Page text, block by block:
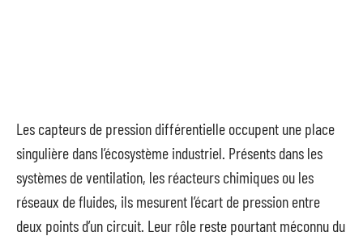
Les capteurs de pression différentielle occupent une place
singulière dans l’écosystème industriel. Présents dans les
systèmes de ventilation, les réacteurs chimiques ou les
réseaux de fluides, ils mesurent l’écart de pression entre
deux points d’un circuit. Leur rôle reste pourtant méconnu du